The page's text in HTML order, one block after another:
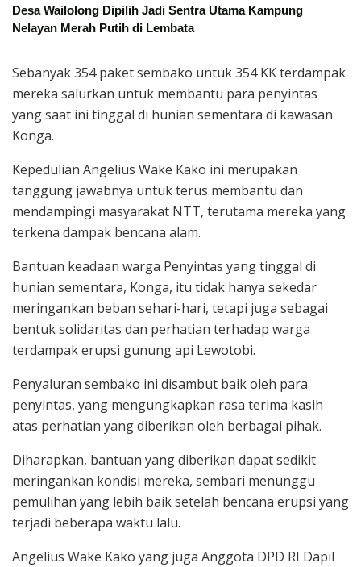
Desa Wailolong Dipilih Jadi Sentra Utama Kampung
Nelayan Merah Putih di Lembata
Sebanyak 354 paket sembako untuk 354 KK terdampak
mereka salurkan untuk membantu para penyintas
yang saat ini tinggal di hunian sementara di kawasan
Konga.
Kepedulian Angelius Wake Kako ini merupakan
tanggung jawabnya untuk terus membantu dan
mendampingi masyarakat NTT, terutama mereka yang
terkena dampak bencana alam.
Bantuan keadaan warga Penyintas yang tinggal di
hunian sementara, Konga, itu tidak hanya sekedar
meringankan beban sehari-hari, tetapi juga sebagai
bentuk solidaritas dan perhatian terhadap warga
terdampak erupsi gunung api Lewotobi.
Penyaluran sembako ini disambut baik oleh para
penyintas, yang mengungkapkan rasa terima kasih
atas perhatian yang diberikan oleh berbagai pihak.
Diharapkan, bantuan yang diberikan dapat sedikit
meringankan kondisi mereka, sembari menunggu
pemulihan yang lebih baik setelah bencana erupsi yang
terjadi beberapa waktu lalu.
Angelius Wake Kako yang juga Anggota DPD RI Dapil